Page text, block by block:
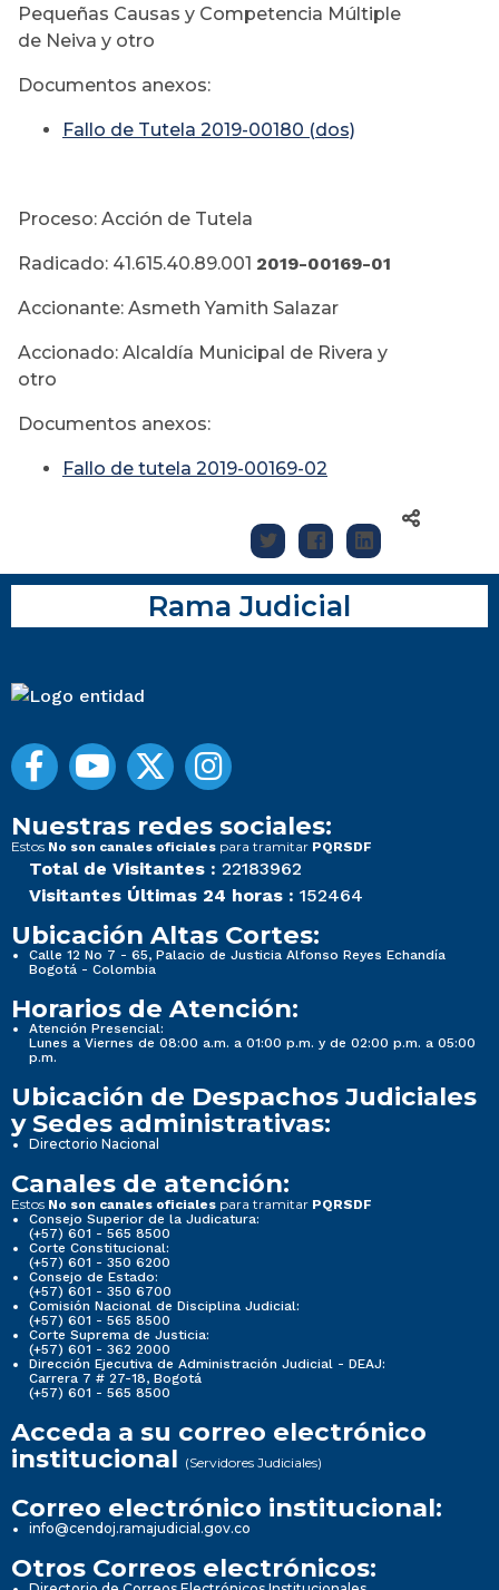
Pequeñas Causas y Competencia Múltiple
de Neiva y otro
Documentos anexos:
Fallo de Tutela 2019-00180 (dos)
Proceso: Acción de Tutela
Radicado: 41.615.40.89.001 2019-00169-01
Accionante: Asmeth Yamith Salazar
Accionado: Alcaldía Municipal de Rivera y
otro
Documentos anexos:
Fallo de tutela 2019-00169-02
Rama Judicial
Nuestras redes sociales:
Estos No son canales oficiales para tramitar PQRSDF
Total de Visitantes : 22183962
Visitantes Últimas 24 horas : 152464
Ubicación Altas Cortes:
Calle 12 No 7 - 65, Palacio de Justicia Alfonso Reyes Echandía
Bogotá - Colombia
Horarios de Atención:
Atención Presencial:
Lunes a Viernes de 08:00 a.m. a 01:00 p.m. y de 02:00 p.m. a 05:00
p.m.
Ubicación de Despachos Judiciales
y Sedes administrativas:
Directorio Nacional
Canales de atención:
Estos No son canales oficiales para tramitar PQRSDF
Consejo Superior de la Judicatura:
(+57) 601 - 565 8500
Corte Constitucional:
(+57) 601 - 350 6200
Consejo de Estado:
(+57) 601 - 350 6700
Comisión Nacional de Disciplina Judicial:
(+57) 601 - 565 8500
Corte Suprema de Justicia:
(+57) 601 - 362 2000
Dirección Ejecutiva de Administración Judicial - DEAJ:
Carrera 7 # 27-18, Bogotá
(+57) 601 - 565 8500
Acceda a su correo electrónico
institucional (Servidores Judiciales)
Correo electrónico institucional:
info@cendoj.ramajudicial.gov.co
Otros Correos electrónicos: